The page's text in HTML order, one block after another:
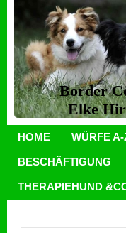
Border
Elke
HOME WÜRFE A-
BESCHÄFTIGUNG
THERAPIEHUND